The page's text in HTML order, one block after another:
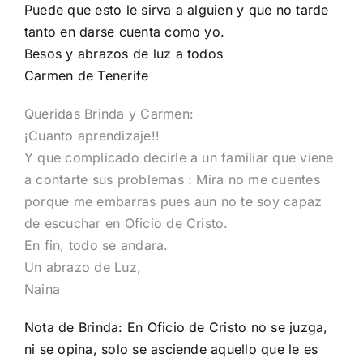
Puede que esto le sirva a alguien y que no tarde
tanto en darse cuenta como yo.
Besos y abrazos de luz a todos
Carmen de Tenerife
Queridas Brinda y Carmen:
¡Cuanto aprendizaje!!
Y que complicado decirle a un familiar que viene
a contarte sus problemas : Mira no me cuentes
porque me embarras pues aun no te soy capaz
de escuchar en Oficio de Cristo.
En fin, todo se andara.
Un abrazo de Luz,
Naina
Nota de Brinda: En Oficio de Cristo no se juzga,
ni se opina, solo se asciende aquello que le es